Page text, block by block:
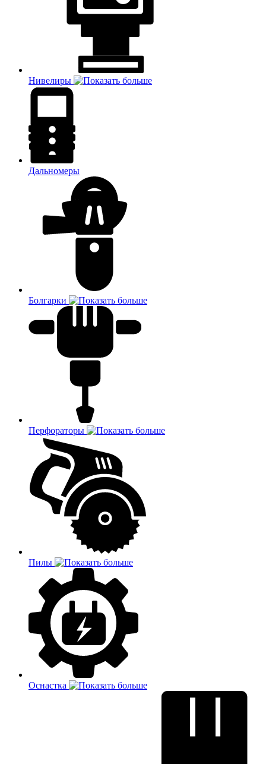
Нивелиры
Дальномеры
Болгарки
Перфораторы
Пилы
Оснастка